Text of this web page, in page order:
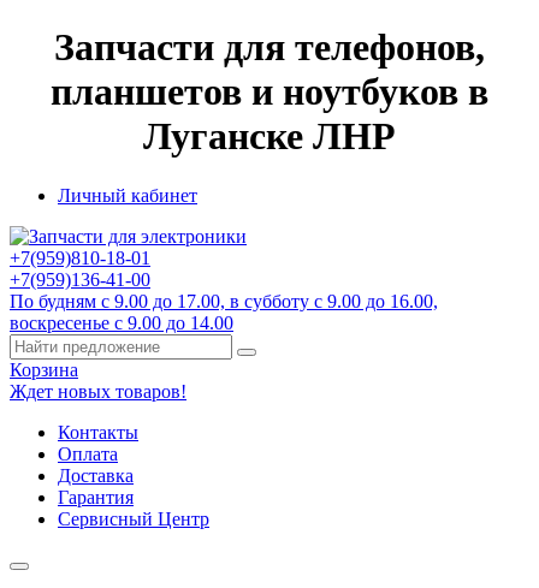
Запчасти для телефонов,
планшетов и ноутбуков в
Луганске ЛНР
Личный кабинет
+7(959)810-18-01
+7(959)136-41-00
По будням с 9.00 до 17.00, в субботу с 9.00 до 16.00,
воскресенье с 9.00 до 14.00
Корзина
Ждет новых товаров!
Контакты
Оплата
Доставка
Гарантия
Сервисный Центр